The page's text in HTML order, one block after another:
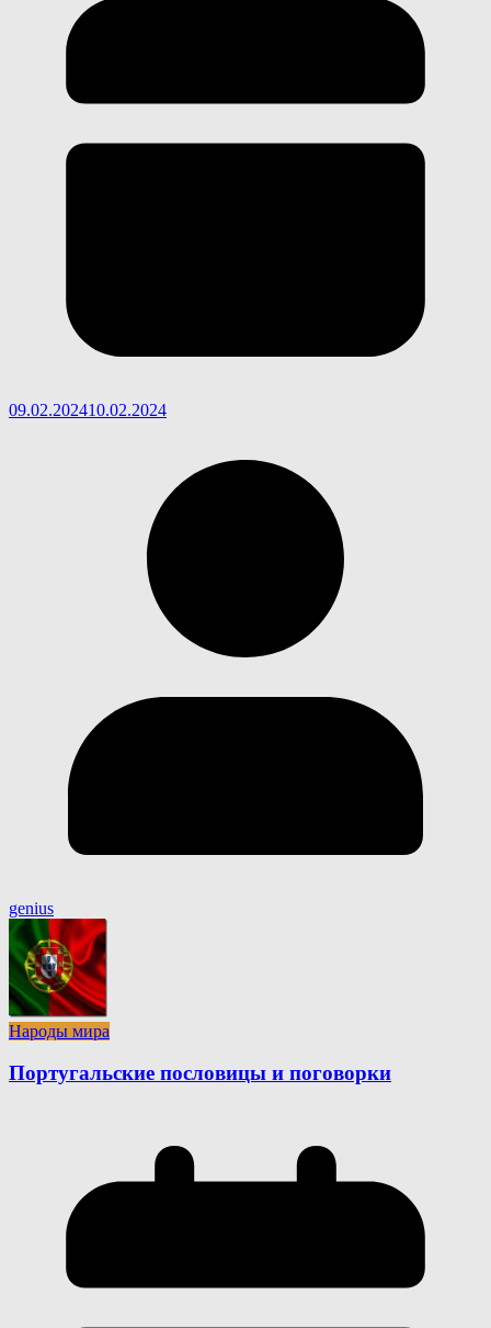
09.02.202410.02.2024
genius
Народы мира
Португальские пословицы и поговорки